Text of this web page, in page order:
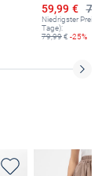
Ermäßigter
59,99 €
Niedrigster Preis
Tage):
79,99€ -25%